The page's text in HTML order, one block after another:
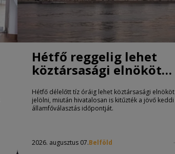
Hétfő reggelig lehet
köztársasági elnököt
Hétfő délelőtt tíz óráig lehet köztársasági elnököt
jelölni, miután hivatalosan is kitűzték a jövő keddi
államfőválasztás időpontját.
2026. augusztus 07.Belföld